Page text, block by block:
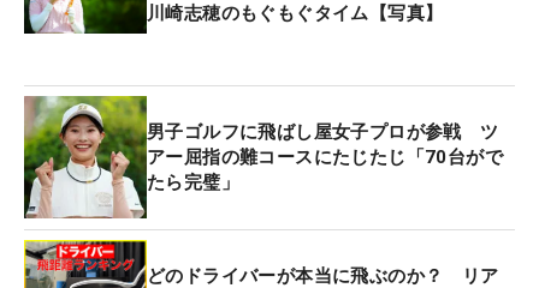
川崎志穂のもぐもぐタイム【写真】
男子ゴルフに飛ばし屋女子プロが参戦 ツ
アー屈指の難コースにたじたじ「70台がで
たら完璧」
どのドライバーが本当に飛ぶのか？ リア